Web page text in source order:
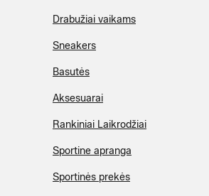
Drabužiai vaikams
Sneakers
Basutės
Aksesuarai
Rankiniai Laikrodžiai
Sportine apranga
Sportinės prekės